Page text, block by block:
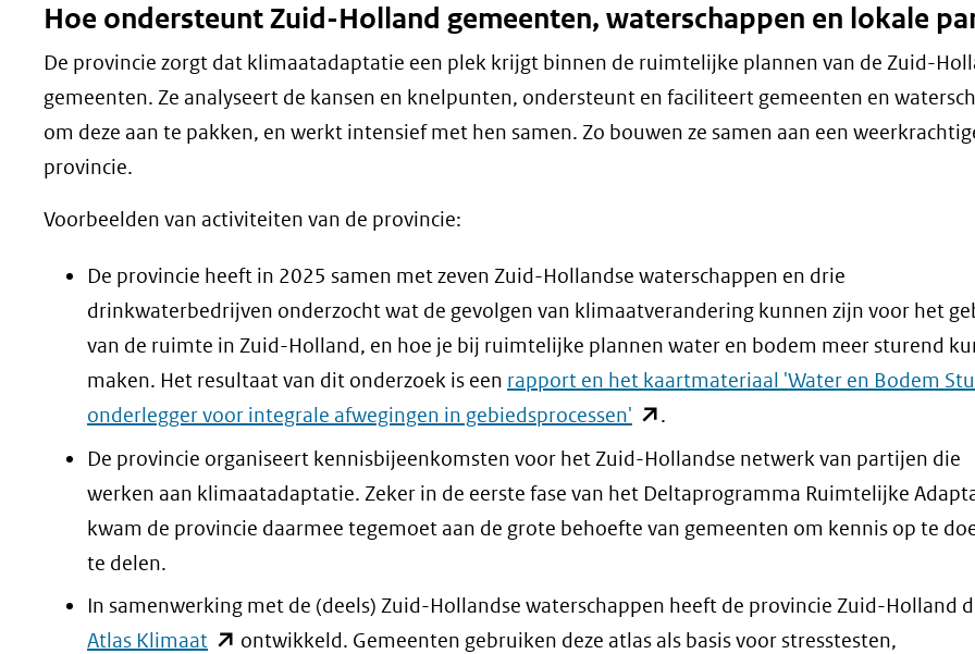
Hoe ondersteunt Zuid-Holland gemeenten, waterschappen en lokale
De provincie zorgt dat klimaatadaptatie een plek krijgt binnen de ruimtelijke plannen van de Zuid-
gemeenten. Ze analyseert de kansen en knelpunten, ondersteunt en faciliteert gemeenten en
om deze aan te pakken, en werkt intensief met hen samen. Zo bouwen ze samen aan een
provincie.
Voorbeelden van activiteiten van de provincie:
De provincie heeft in 2025 samen met zeven Zuid-Hollandse waterschappen en drie
drinkwaterbedrijven onderzocht wat de gevolgen van klimaatverandering kunnen zijn voor het
van de ruimte in Zuid-Holland, en hoe je bij ruimtelijke plannen water en bodem meer sturend
maken. Het resultaat van dit onderzoek is een rapport en het kaartmateriaal 'Water en Bodem
onderlegger voor integrale afwegingen in gebiedsprocessen' (opent
in
nieuw
venster)
een
.
De provincie organiseert kennisbijeenkomsten voor het Zuid-Hollandse netwerk van partijen die
werken aan klimaatadaptatie. Zeker in de eerste fase van het Deltaprogramma Ruimtelijke
kwam de provincie daarmee tegemoet aan de grote behoefte van gemeenten om kennis op te
te delen.
In samenwerking met de (deels) Zuid-Hollandse waterschappen heeft de provincie Zuid-Holland
Atlas Klimaat (opentontwikkeld. Gemeenten gebruiken deze atlas als basis voor stresstesten,